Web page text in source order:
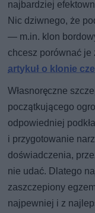
najbardziej
Nic dziwnego, że
— m.in. klon
chcesz porównać
artykuł o klonie
Własnoręczne
początkującego
odpowiedniej
i przygotowanie
doświadczenia,
nie udać. Dlatego
zaszczepiony
najpewniej i z